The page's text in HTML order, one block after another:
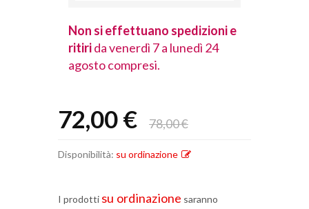
Non si effettuano spedizioni e
ritirida venerdì 7 a lunedì 24
agosto compresi.
72,00 € 78,00 €
Disponibilità: su ordinazione
I prodotti su ordinazione saranno